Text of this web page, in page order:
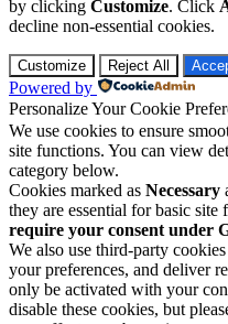
by clicking Customize. Click
decline non-essential cookies.
Customize Reject All
Powered by
Personalize Your Cookie
We use cookies to ensure
site functions. You can view
category below.
Cookies marked as Necessary
they are essential for basic site
require your consent under
We also use third-party
your preferences, and deliver
only be activated with your
disable these cookies, but